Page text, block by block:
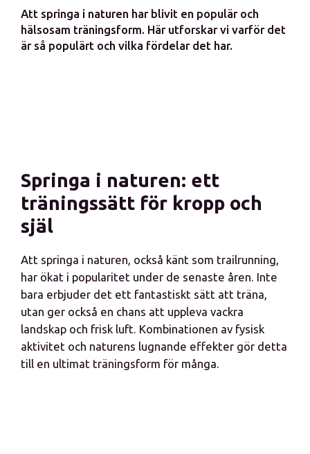
Att springa i naturen har blivit en populär och
hälsosam träningsform. Här utforskar vi varför det
är så populärt och vilka fördelar det har.
Springa i naturen: ett
träningssätt för kropp och
själ
Att springa i naturen, också känt som trailrunning,
har ökat i popularitet under de senaste åren. Inte
bara erbjuder det ett fantastiskt sätt att träna,
utan ger också en chans att uppleva vackra
landskap och frisk luft. Kombinationen av fysisk
aktivitet och naturens lugnande effekter gör detta
till en ultimat träningsform för många.